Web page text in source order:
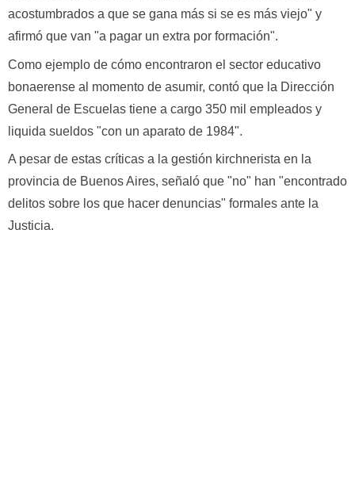
acostumbrados a que se gana más si se es más viejo" y
afirmó que van "a pagar un extra por formación".
Como ejemplo de cómo encontraron el sector educativo
bonaerense al momento de asumir, contó que la Dirección
General de Escuelas tiene a cargo 350 mil empleados y
liquida sueldos "con un aparato de 1984".
A pesar de estas críticas a la gestión kirchnerista en la
provincia de Buenos Aires, señaló que "no" han "encontrado
delitos sobre los que hacer denuncias" formales ante la
Justicia.